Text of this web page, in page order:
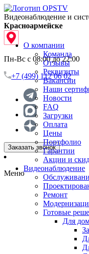
Видеонаблюдение и
Красноармейске
Пн-Вс с 08:00 до 22:00
+7 (499) 112 06 02
Заказать звонок
Меню
О компании
Команда
Отзывы
Реквизиты
Вакансии
Наши
Новости
FAQ
Загрузки
Оплата
Цены
Портфолио
Гарантии
Акции и
Видеонаблюдение
Ремонт
Готовые
Для